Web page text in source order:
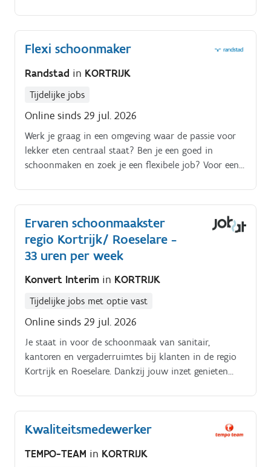
Flexi schoonmaker
Randstad in KORTRIJK
Tijdelijke jobs
Online sinds 29 jul. 2026
Werk je graag in een omgeving waar de passie voor
lekker eten centraal staat? Ben je een goed in
schoonmaken en zoek je een flexibele job? Voor een
flexi schoonmaker!
Ervaren schoonmaakster
regio Kortrijk/ Roeselare -
33 uren per week
Konvert Interim in KORTRIJK
Tijdelijke jobs met optie vast
Online sinds 29 jul. 2026
Je staat in voor de schoonmaak van sanitair,
kantoren en vergaderruimtes bij klanten in de regio
Kortrijk en Roeselare. Dankzij jouw inzet genieten
Kwaliteitsmedewerker
TEMPO-TEAM in KORTRIJK